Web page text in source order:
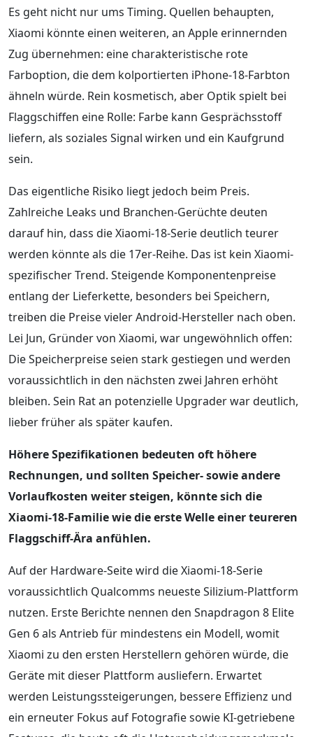
Es geht nicht nur ums Timing. Quellen behaupten,
Xiaomi könnte einen weiteren, an Apple erinnernden
Zug übernehmen: eine charakteristische rote
Farboption, die dem kolportierten iPhone-18-Farbton
ähneln würde. Rein kosmetisch, aber Optik spielt bei
Flaggschiffen eine Rolle: Farbe kann Gesprächsstoff
liefern, als soziales Signal wirken und ein Kaufgrund
sein.
Das eigentliche Risiko liegt jedoch beim Preis.
Zahlreiche Leaks und Branchen-Gerüchte deuten
darauf hin, dass die Xiaomi-18-Serie deutlich teurer
werden könnte als die 17er-Reihe. Das ist kein Xiaomi-
spezifischer Trend. Steigende Komponentenpreise
entlang der Lieferkette, besonders bei Speichern,
treiben die Preise vieler Android-Hersteller nach oben.
Lei Jun, Gründer von Xiaomi, war ungewöhnlich offen:
Die Speicherpreise seien stark gestiegen und werden
voraussichtlich in den nächsten zwei Jahren erhöht
bleiben. Sein Rat an potenzielle Upgrader war deutlich,
lieber früher als später kaufen.
Höhere Spezifikationen bedeuten oft höhere
Rechnungen, und sollten Speicher- sowie andere
Vorlaufkosten weiter steigen, könnte sich die
Xiaomi-18-Familie wie die erste Welle einer teureren
Flaggschiff-Ära anfühlen.
Auf der Hardware-Seite wird die Xiaomi-18-Serie
voraussichtlich Qualcomms neueste Silizium-Plattform
nutzen. Erste Berichte nennen den Snapdragon 8 Elite
Gen 6 als Antrieb für mindestens ein Modell, womit
Xiaomi zu den ersten Herstellern gehören würde, die
Geräte mit dieser Plattform ausliefern. Erwartet
werden Leistungssteigerungen, bessere Effizienz und
ein erneuter Fokus auf Fotografie sowie KI-getriebene